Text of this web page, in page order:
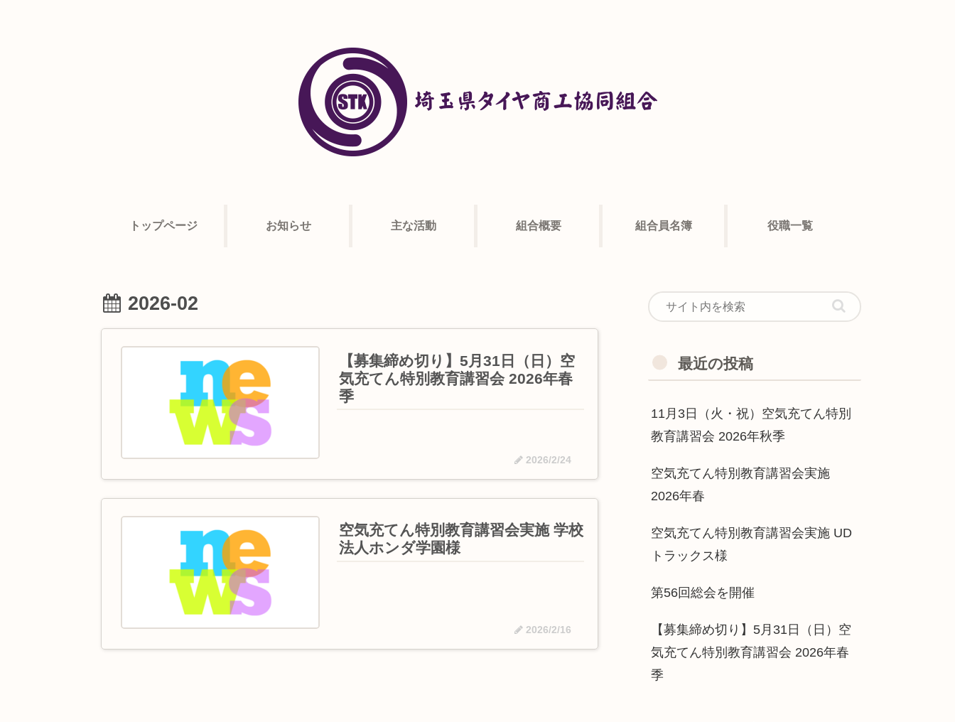
トップページ お知らせ 主な活動 組合概要 組合員名簿 役職一覧
2026-02
【募集締め切り】5月31日（日）空
気充てん特別教育講習会 2026年春
季
2026/2/24
空気充てん特別教育講習会実施 学校
法人ホンダ学園様
2026/2/16
最近の投稿
11月3日（火・祝）空気充てん特別
教育講習会 2026年秋季
空気充てん特別教育講習会実施
2026年春
空気充てん特別教育講習会実施 UD
トラックス様
第56回総会を開催
【募集締め切り】5月31日（日）空
気充てん特別教育講習会 2026年春
季